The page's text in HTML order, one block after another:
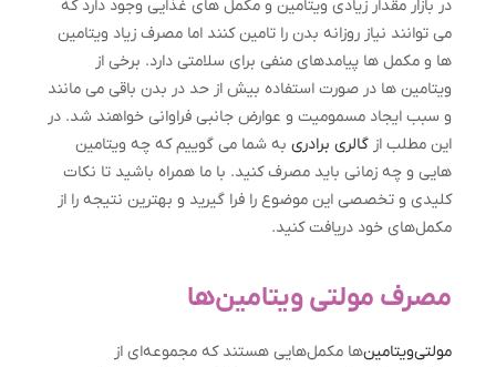
در بازار مقدار زیادی ویتامین و مکمل های غذایی وجود دارد که
می توانند نیاز روزانه بدن را تامین کنند اما مصرف زیاد ویتامین
ها و مکمل ها پیامدهای منفی برای سلامتی دارد. برخی از
ویتامین ها در صورت استفاده بیش از حد در بدن باقی می مانند
و سبب ایجاد مسمومیت و عوارض جانبی فراوانی خواهند شد. در
این مطلب از گالری برادری به شما می گوییم که چه ویتامین
هایی و چه زمانی باید مصرف کنید. با ما همراه باشید تا نکات
کلیدی و تخصصی این موضوع را فرا گیرید و بهترین نتیجه را از
مکمل‌های خود دریافت کنید.
مصرف مولتی ویتامین‌ها
مولتی‌ویتامین‌ها مکمل‌هایی هستند که مجموعه‌ای از